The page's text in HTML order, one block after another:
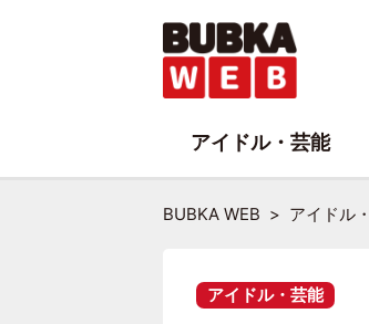
BUBKA WEB アイドル
アイドル・芸能
アイドル・芸能